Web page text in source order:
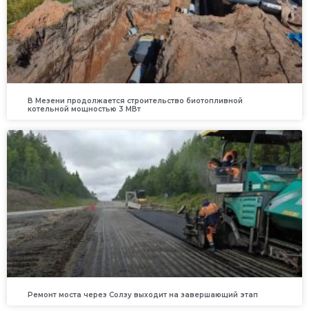
В Мезени продолжается строительство биотопливной
котельной мощностью 3 МВт
Ремонт моста через Солзу выходит на завершающий этап